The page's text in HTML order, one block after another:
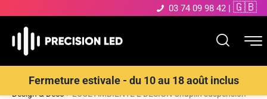
03 74 09 98 42 | 🇬🇧
Fermeture estivale - du 10 au 18 août inclus
Accueil>Boutique>ECLAIRAGE INTERIEUR LED>Suspensions
Design & Déco>LUCE AMBIENTE E DESIGN Chaplin suspension